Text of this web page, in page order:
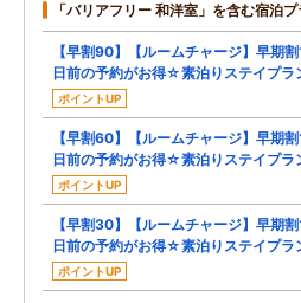
「バリアフリー 和洋室」を含む宿泊
【早割90】【ルームチャージ】早期
日前の予約がお得☆素泊りステイプラ
ポイントUP
【早割60】【ルームチャージ】早期
日前の予約がお得☆素泊りステイプラ
ポイントUP
【早割30】【ルームチャージ】早期
日前の予約がお得☆素泊りステイプラ
ポイントUP